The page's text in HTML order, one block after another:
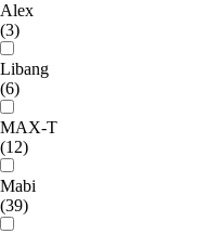
Alex
(3)
Libang
(6)
MAX-T
(12)
Mabi
(39)